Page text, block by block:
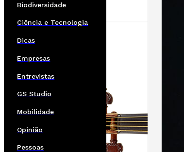
Biodiversidade
Ciência e Tecnologia
Dicas
Empresas
Entrevistas
GS Studio
Mobilidade
Opinião
Pessoas